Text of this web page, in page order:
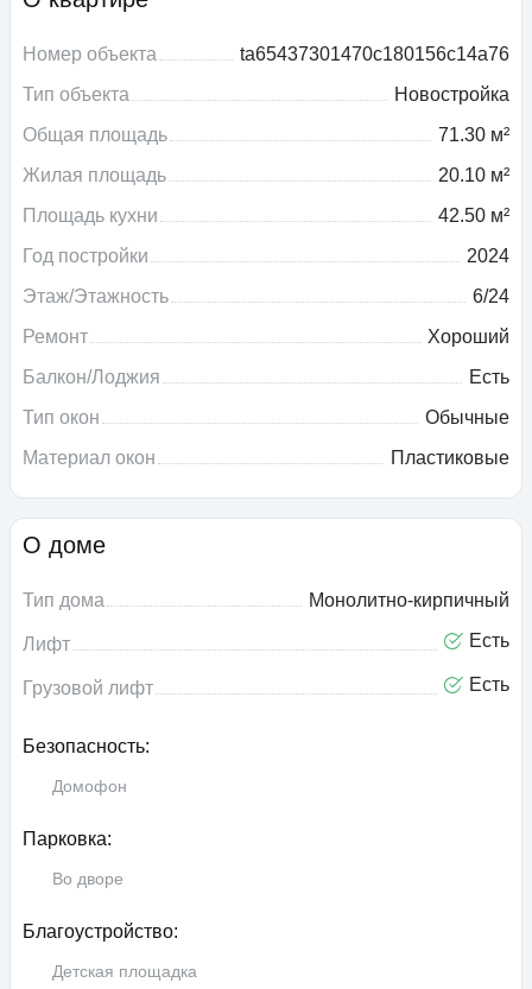
Номер объекта
ta65437301470c180156c14a76
Тип объекта
Новостройка
Общая площадь
71.30 м²
Жилая площадь
20.10 м²
Площадь кухни
42.50 м²
Год постройки
2024
Этаж/Этажность
6/24
Ремонт
Хороший
Балкон/Лоджия
Есть
Тип окон
Обычные
Материал окон
Пластиковые
О доме
Тип дома Монолитно-кирпичный
Лифт Есть
Грузовой лифт Есть
Безопасность:
Домофон
Парковка:
Во дворе
Благоустройство:
Детская площадка